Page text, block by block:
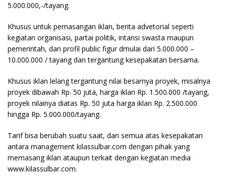
5.000.000,-/tayang.
Khusus untuk pemasangan iklan, berita advetorial seperti
kegiatan organisasi, partai politik, intansi swasta maupun
pemerintah, dan profil public figur dmulai dari 5.000.000 –
10.000.000 / tayang dan tergantung kesepakatan bersama.
Khusus iklan lelang tergantung nilai besarnya proyek, misalnya
proyek dibawah Rp. 50 juta, harga iklan Rp. 1.500.000 /tayang,
proyek nilainya diatas Rp. 50 juta harga iklan Rp. 2.500.000
hingga Rp. 5.000.000/tayang.
Tarif bisa berubah suatu saat, dan semua atas kesepakatan
antara management kilassulbar.com dengan pihak yang
memasang iklan ataupun terkait dengan kegiatan media
www.kilassulbar.com.